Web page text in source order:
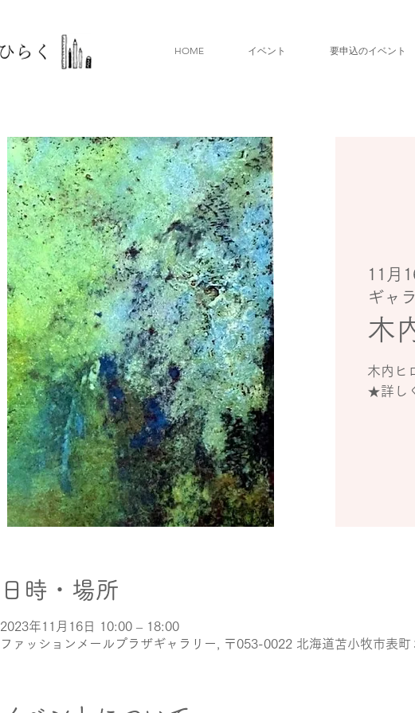
HOME イベント 要申込のイベント
11月
ギャ
木
木内ヒ
★詳し
日時・場所
2023年11月16日 10:00 – 18:00
ファッションメールプラザギャラリー, 〒053-0022 北海道苫小牧市表